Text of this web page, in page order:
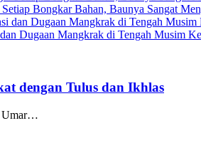
Bongkar Bahan, Baunya Sangat
Dugaan Mangkrak di Tengah Musim
dengan Tulus dan Ikhlas
Umar…